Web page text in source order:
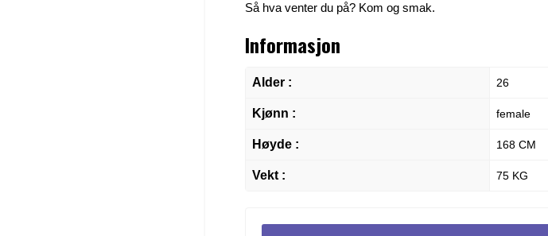
Så hva venter du på? Kom og smak.
Informasjon
Alder : 26
Kjønn : female
Høyde : 168 CM
Vekt : 75 KG